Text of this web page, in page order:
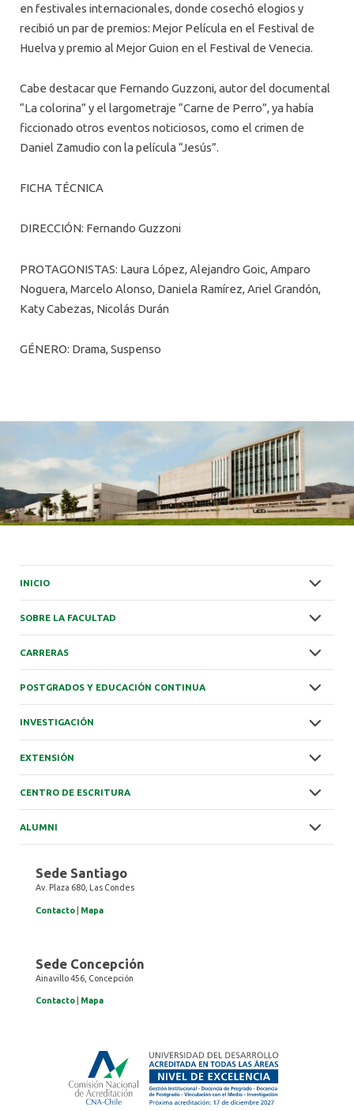
en festivales internacionales, donde cosechó elogios y
recibió un par de premios: Mejor Película en el Festival de
Huelva y premio al Mejor Guion en el Festival de Venecia.
Cabe destacar que Fernando Guzzoni, autor del documental
“La colorina” y el largometraje “Carne de Perro”, ya había
ficcionado otros eventos noticiosos, como el crimen de
Daniel Zamudio con la película “Jesús”.
FICHA TÉCNICA
DIRECCIÓN: Fernando Guzzoni
PROTAGONISTAS: Laura López, Alejandro Goic, Amparo
Noguera, Marcelo Alonso, Daniela Ramírez, Ariel Grandón,
Katy Cabezas, Nicolás Durán
GÉNERO: Drama, Suspenso
INICIO
SOBRE LA FACULTAD
CARRERAS
POSTGRADOS Y EDUCACIÓN CONTINUA
INVESTIGACIÓN
EXTENSIÓN
CENTRO DE ESCRITURA
ALUMNI
Sede Santiago
Av. Plaza 680, Las Condes
Contacto Mapa
Sede Concepción
Ainavillo 456, Concepción
Contacto Mapa